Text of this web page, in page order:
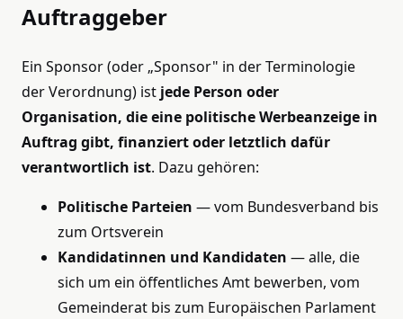
Auftraggeber
Ein Sponsor (oder „Sponsor" in der Terminologie
der Verordnung) ist jede Person oder
Organisation, die eine politische Werbeanzeige in
Auftrag gibt, finanziert oder letztlich dafür
verantwortlich ist. Dazu gehören:
Politische Parteien — vom Bundesverband bis
zum Ortsverein
Kandidatinnen und Kandidaten — alle, die
sich um ein öffentliches Amt bewerben, vom
Gemeinderat bis zum Europäischen Parlament